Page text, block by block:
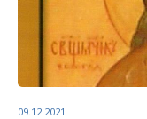
09.12.2021